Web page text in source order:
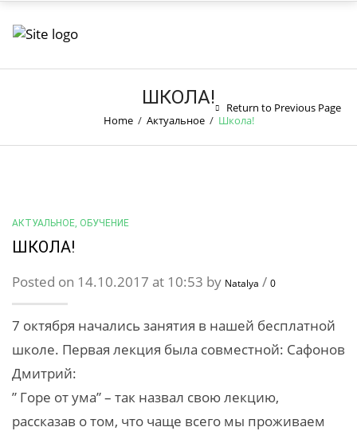
ШКОЛА!
Home / Актуальное / Школа!
Return to Previous Page
АКТУАЛЬНОЕ, ОБУЧЕНИЕ
ШКОЛА!
Posted on 14.10.2017 at 10:53 by Natalya / 0
7 октября начались занятия в нашей бесплатной
школе. Первая лекция была совместной: Сафонов
Дмитрий:
” Горе от ума” – так назвал свою лекцию,
рассказав о том, что чаще всего мы проживаем